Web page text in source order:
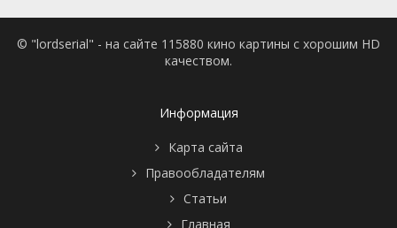
© "lordserial" - на сайте 115880 кино картины с хорошим HD
качеством.
Информация
Карта сайта
Правообладателям
Статьи
Главная